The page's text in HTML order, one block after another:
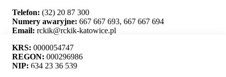
Ta strona używa plików cookie i umożliwia wybór,
Telefon: (32) 20 87 300
Numery awaryjne: 667 667 693, 667 667 694
Email: rckik@rckik-katowice.pl
KRS: 0000054747
REGON: 000296986
NIP: 634 23 36 539